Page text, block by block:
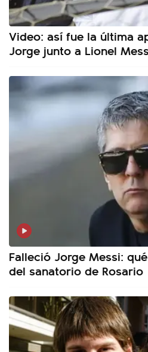
Video: así fue la última
Jorge junto a Lionel
Falleció Jorge Messi:
del sanatorio de Rosario